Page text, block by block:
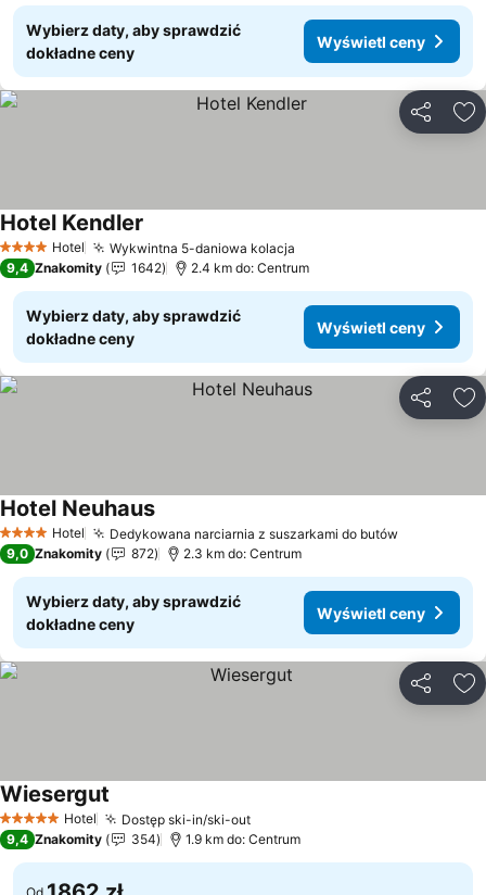
Wybierz daty, aby sprawdzić
dokładne ceny
Wyświetl ceny
4 KategoriaHotel Wykwintna 5-daniowa kolacja
Hotel Kendler
9,4 Znakomity 1642 2.4 km do: Centrum
Wybierz daty, aby sprawdzić
dokładne ceny
Wyświetl ceny
4 KategoriaHotel Dedykowana narciarnia z suszarkami do butówWyświetl
Hotel NeuhausWyświetl ceny
9,0 Znakomity 872 2.3 km do: Centrum
Wybierz daty, aby sprawdzić
dokładne ceny
Wyświetl ceny
5 KategoriaHotel Dostęp ski-in/ski-outWyświetl ceny
Wiesergut
9,4 Znakomity 354 1.9 km do: Centrum
Od